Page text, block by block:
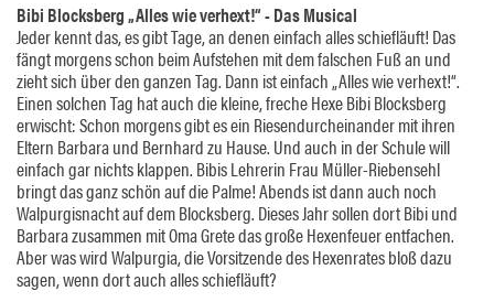
Bibi Blocksberg „Alles wie verhext!“ - Das Musical
Jeder kennt das, es gibt Tage, an denen einfach alles schiefläuft! Das
fängt morgens schon beim Aufstehen mit dem falschen Fuß an und
zieht sich über den ganzen Tag. Dann ist einfach „Alles wie verhext!“.
Einen solchen Tag hat auch die kleine, freche Hexe Bibi Blocksberg
erwischt: Schon morgens gibt es ein Riesendurcheinander mit ihren
Eltern Barbara und Bernhard zu Hause. Und auch in der Schule will
einfach gar nichts klappen. Bibis Lehrerin Frau Müller-Riebensehl
bringt das ganz schön auf die Palme! Abends ist dann auch noch
Walpurgisnacht auf dem Blocksberg. Dieses Jahr sollen dort Bibi und
Barbara zusammen mit Oma Grete das große Hexenfeuer entfachen.
Aber was wird Walpurgia, die Vorsitzende des Hexenrates bloß dazu
sagen, wenn dort auch alles schiefläuft?